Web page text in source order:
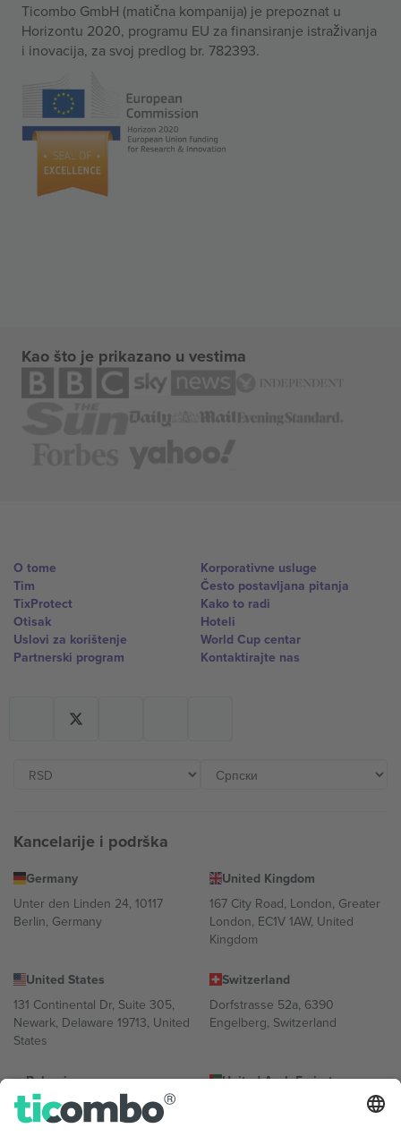
Ticombo GmbH (matična kompanija) je prepoznat u
Horizontu 2020, programu EU za finansiranje istraživanja
i inovacija, za svoj predlog br. 782393.
Kao što je prikazano u vestima
O tome
Tim
TixProtect
Otisak
Uslovi za korištenje
Partnerski program
Korporativne usluge
Često postavljana pitanja
Kako to radi
Hoteli
World Cup centar
Kontaktirajte nas
Kancelarije i podrška
Germany
Unter den Linden 24, 10117
Berlin, Germany
United Kingdom
167 City Road, London, Greater
London, EC1V 1AW, United
Kingdom
United States
131 Continental Dr, Suite 305,
Newark, Delaware 19713, United
States
Switzerland
Dorfstrasse 52a, 6390
Engelberg, Switzerland
Bulgaria
Regus Sofia City West, bul
Totleben 53-55, 1606 Sofia,
United Arab Emirates
UAE Dubai Silicon Oasis, DDP